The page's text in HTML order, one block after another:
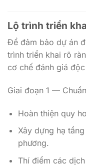
Lộ trình triển
Để đảm bảo dự án
trình triển khai rõ
cơ chế đánh giá
Giai đoạn 1 —
Hoàn thiện quy
Xây dựng hạ
phương.
Thí điểm các